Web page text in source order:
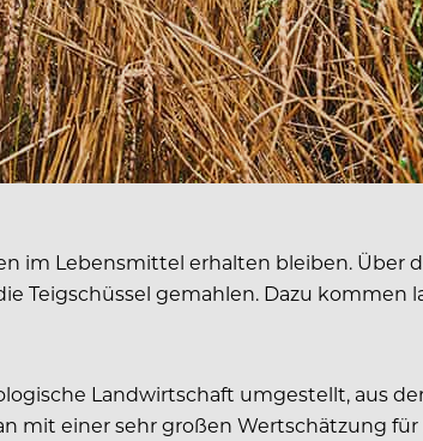
im Lebensmittel erhalten bleiben. Über
Teigschüssel gemahlen. Dazu kommen
Landwirtschaft umgestellt, aus
mit einer sehr großen Wertschätzung für